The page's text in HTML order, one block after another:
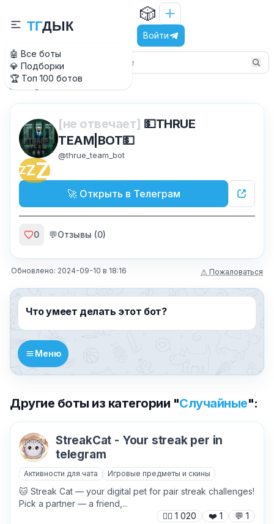
🤖 Все боты
💎 Подборки
🏆 Топ 100 ботов
ТГДЫК
🎲
Войти
Главная
ZZZ
[не отвечает] 💵THRUE
TEAM|BOT💵
@thrue_team_bot
🚀 Открыть в Телеграм
0 💬Отзывы (0)
Обновлено: 2024-09-10 в 18:16 ⚠ Пожаловаться
Что умеет делать этот бот?
Меню
Другие боты из категории "Случайные":
StreakCat - Your streak per in
telegram
Активности для чата Игровые предметы и скины
🐱 Streak Cat — your digital pet for pair streak challenges!
Pick a partner — a friend,...
🙍‍♂️ 1 020 ❤️ 1 💬 1